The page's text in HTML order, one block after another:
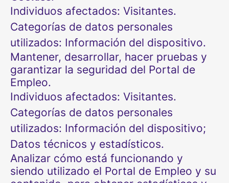
Individuos afectados: Visitantes.
Categorías de datos personales
utilizados: Información del dispositivo.
Mantener, desarrollar, hacer pruebas y
garantizar la seguridad del Portal de
Empleo.
Individuos afectados: Visitantes.
Categorías de datos personales
utilizados: Información del dispositivo;
Datos técnicos y estadísticos.
Analizar cómo está funcionando y
siendo utilizado el Portal de Empleo y su